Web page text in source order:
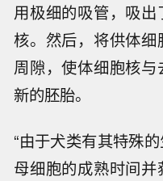
用极细的吸管，吸
核。然后，将供体
周隙，使体细胞核
新的胚胎。
“由于犬类有其特殊
母细胞的成熟时间并